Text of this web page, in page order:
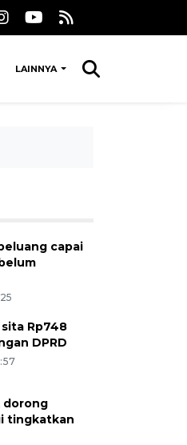
LAINNYA
capai
Rp748
DPRD
dorong
tingkatkan